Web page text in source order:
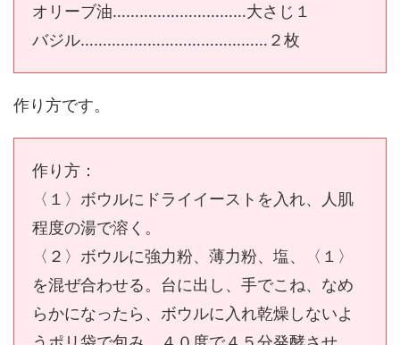
オリーブ油…………………………大さじ１
バジル……………………………………２枚
作り方です。
作り方：
〈１〉ボウルにドライイーストを入れ、人肌
程度の湯で溶く。
〈２〉ボウルに強力粉、薄力粉、塩、〈１〉
を混ぜ合わせる。台に出し、手でこね、なめ
らかになったら、ボウルに入れ乾燥しないよ